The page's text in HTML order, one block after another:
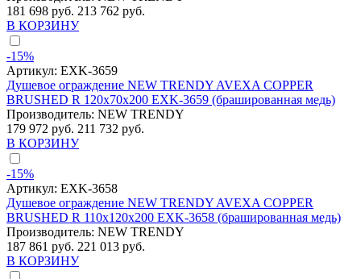
181 698 руб. 213 762 руб.
В КОРЗИНУ
-15%
Артикул: EXK-3659
Душевое ограждение NEW TRENDY AVEXA COPPER
BRUSHED R 120x70x200 EXK-3659 (брашированная медь)
Производитель: NEW TRENDY
179 972 руб. 211 732 руб.
В КОРЗИНУ
-15%
Артикул: EXK-3658
Душевое ограждение NEW TRENDY AVEXA COPPER
BRUSHED R 110x120x200 EXK-3658 (брашированная медь)
Производитель: NEW TRENDY
187 861 руб. 221 013 руб.
В КОРЗИНУ